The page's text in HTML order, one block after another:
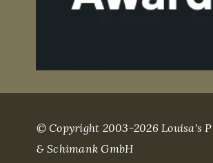
© Copyright 2003-2026 Louisa's
& Schimank GmbH